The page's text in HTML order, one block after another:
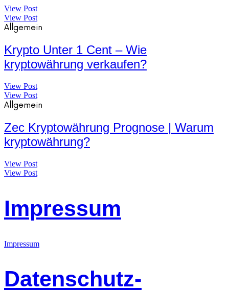
View Post
View Post
Allgemein
Krypto Unter 1 Cent – Wie
kryptowährung verkaufen?
View Post
View Post
Allgemein
Zec Kryptowährung Prognose | Warum
kryptowährung?
View Post
View Post
Impressum
Impressum
Datenschutz-